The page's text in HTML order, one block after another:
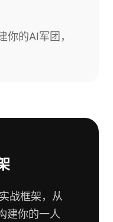
的AI军团，
战框架，从
建你的一人